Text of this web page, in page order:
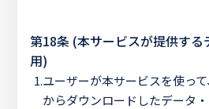
第18条 (本サービスが提供する
用)
1.ユーザーが本サービスを使っ
からダウンロードしたデータ